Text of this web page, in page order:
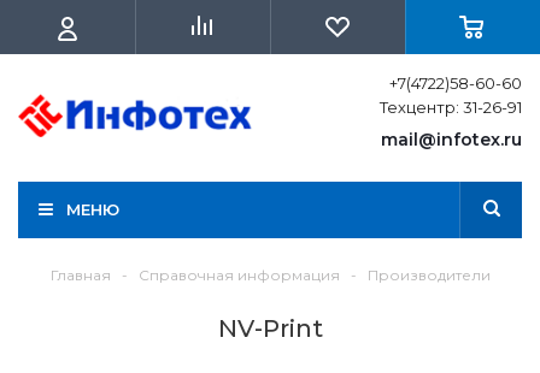
+7(4722)58-60-60
Техцентр: 31-26-91
mail@infotex.ru
МЕНЮ
Главная - Справочная информация - Производители
NV-Print